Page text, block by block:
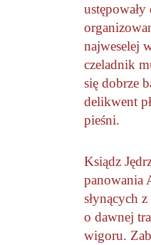
najweselej
czeladnik
się dobrze
delikwent
pieśni.
Ksiądz
panowania
słynących
o dawnej
wigoru.